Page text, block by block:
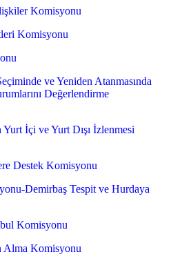
Komisyonu
Komisyonu
ve Yeniden Atanmasında
Değerlendirme
İçi ve Yurt Dışı İzlenmesi
Destek Komisyonu
Demirbaş Tespit ve Hurdaya
Komisyonu
Alma Komisyonu